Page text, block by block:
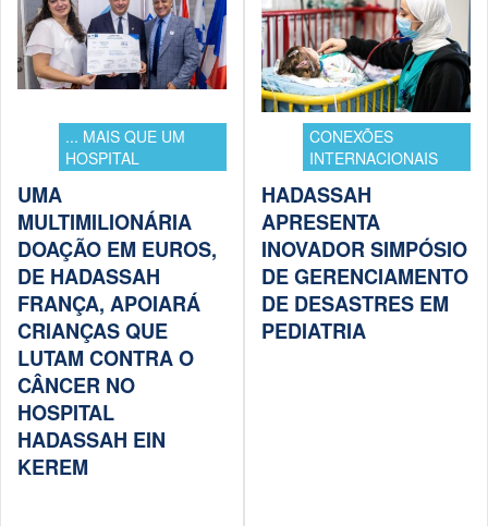
... MAIS QUE UM
HOSPITAL
UMA
MULTIMILIONÁRIA
DOAÇÃO EM EUROS,
DE HADASSAH
FRANÇA, APOIARÁ
CRIANÇAS QUE
LUTAM CONTRA O
CÂNCER NO
HOSPITAL
HADASSAH EIN
KEREM
CONEXÕES
INTERNACIONAIS
HADASSAH
APRESENTA
INOVADOR SIMPÓSIO
DE GERENCIAMENTO
DE DESASTRES EM
PEDIATRIA